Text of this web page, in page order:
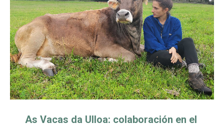
As Vacas da Ulloa: colaboración en el